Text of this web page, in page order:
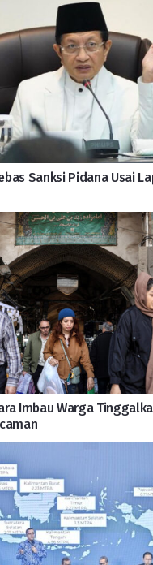
Sanksi Pidana Usai
Imbau Warga